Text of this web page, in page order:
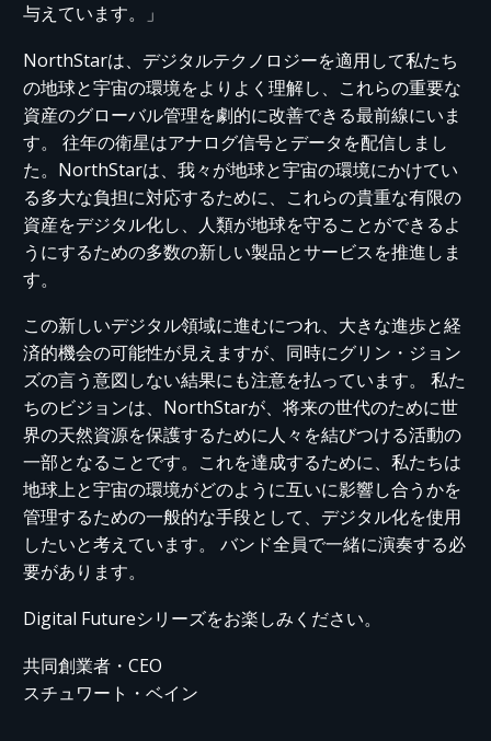
与えています。」
NorthStarは、デジタルテクノロジーを適用して私たち
の地球と宇宙の環境をよりよく理解し、これらの重要な
資産のグローバル管理を劇的に改善できる最前線にいま
す。 往年の衛星はアナログ信号とデータを配信しまし
た。NorthStarは、我々が地球と宇宙の環境にかけてい
る多大な負担に対応するために、これらの貴重な有限の
資産をデジタル化し、人類が地球を守ることができるよ
うにするための多数の新しい製品とサービスを推進しま
す。
この新しいデジタル領域に進むにつれ、大きな進歩と経
済的機会の可能性が見えますが、同時にグリン・ジョン
ズの言う意図しない結果にも注意を払っています。 私た
ちのビジョンは、NorthStarが、将来の世代のために世
界の天然資源を保護するために人々を結びつける活動の
一部となることです。これを達成するために、私たちは
地球上と宇宙の環境がどのように互いに影響し合うかを
管理するための一般的な手段として、デジタル化を使用
したいと考えています。 バンド全員で一緒に演奏する必
要があります。
Digital Futureシリーズをお楽しみください。
共同創業者・CEO
スチュワート・ベイン